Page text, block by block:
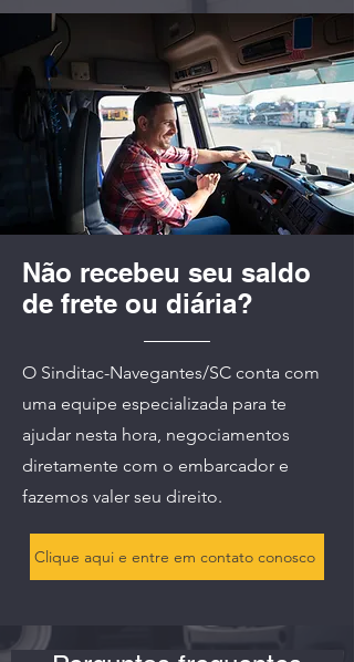
Não recebeu seu saldo
de frete ou diária?
O Sinditac-Navegantes/SC conta com
uma equipe especializada para te
ajudar nesta hora, negociamentos
diretamente com o embarcador e
fazemos valer seu direito.
Clique aqui e entre em contato conosco